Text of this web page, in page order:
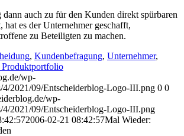
auch zu für den Kunden direkt spürbaren
hat es der Unternehmer geschafft,
zu Beteiligten zu machen.
, Kundenbefragung, Unternehmer,
Produktportfolio
wp-
4/2021/09/Entscheiderblog-Logo-III.png 0 0
wp-
4/2021/09/Entscheiderblog-Logo-III.png
2006-02-21 08:42:57Mal Wieder: